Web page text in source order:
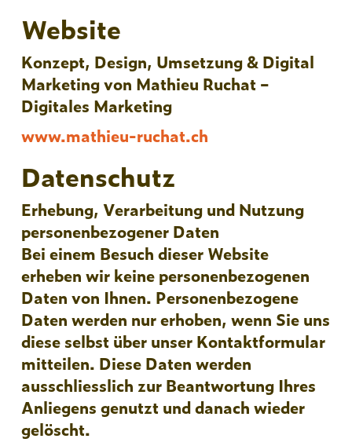
Website
Konzept, Design, Umsetzung & Digital
Marketing von Mathieu Ruchat –
Digitales Marketing
www.mathieu-ruchat.ch
Datenschutz
Erhebung, Verarbeitung und Nutzung
personenbezogener Daten
Bei einem Besuch dieser Website
erheben wir keine personenbezogenen
Daten von Ihnen. Personenbezogene
Daten werden nur erhoben, wenn Sie uns
diese selbst über unser Kontaktformular
mitteilen. Diese Daten werden
ausschliesslich zur Beantwortung Ihres
Anliegens genutzt und danach wieder
gelöscht.